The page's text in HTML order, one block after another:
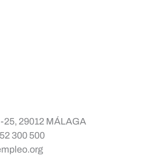
25, 29012 MÁLAGA
300 500